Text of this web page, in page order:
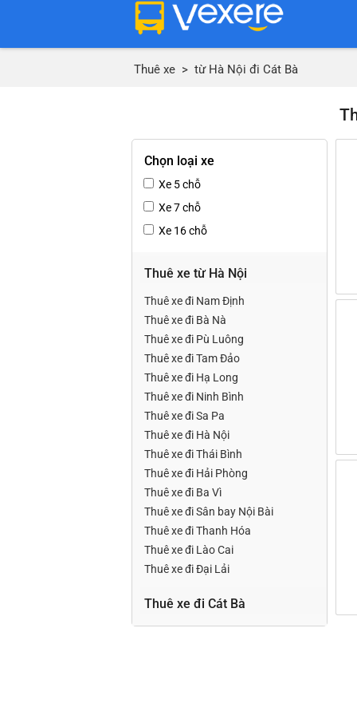
Thuê xe > từ Hà Nội đi Cát Bà
Chọn loại xe
Xe 5 chỗ
Xe 7 chỗ
Xe 16 chỗ
Thuê xe từ Hà Nội
Thuê xe đi Nam Định
Thuê xe đi Bà Nà
Thuê xe đi Pù Luông
Thuê xe đi Tam Đảo
Thuê xe đi Hạ Long
Thuê xe đi Ninh Bình
Thuê xe đi Sa Pa
Thuê xe đi Hà Nội
Thuê xe đi Thái Bình
Thuê xe đi Hải Phòng
Thuê xe đi Ba Vì
Thuê xe đi Sân bay Nội Bài
Thuê xe đi Thanh Hóa
Thuê xe đi Lào Cai
Thuê xe đi Đại Lải
Thuê xe đi Cát Bà